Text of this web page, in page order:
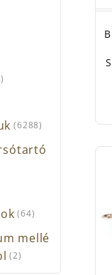
(6288)
(64)
mellé
(2)